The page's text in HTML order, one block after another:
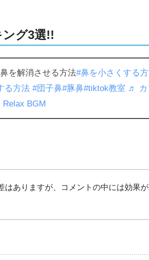
グ3選!!
を解消させる方法#鼻を小さくする
る方法 #団子鼻#豚鼻#tiktok教室 ♬ カ
Relax BGM
はありますが、コメントの中には効果